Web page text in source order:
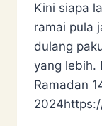
Kini siapa
ramai pula
dulang
yang lebih.
Ramadan